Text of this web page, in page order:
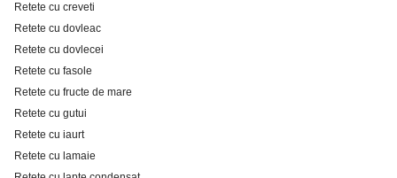
Retete cu creveti
Retete cu dovleac
Retete cu dovlecei
Retete cu fasole
Retete cu fructe de mare
Retete cu gutui
Retete cu iaurt
Retete cu lamaie